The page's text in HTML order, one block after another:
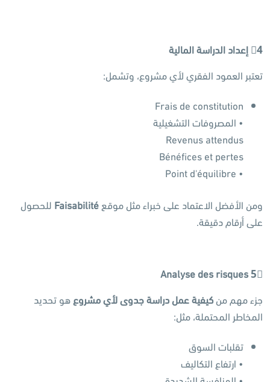
4 إعداد الدراسة المالية
تعتبر العمود الفقري لأي مشروع، وتشمل:
Frais de constitution
• المصروفات التشغيلية
Revenus attendus
Bénéfices et pertes
• Point d'équilibre
ومن الأفضل الاعتماد على خبراء مثل موقع Faisabilité للحصول
على أرقام دقيقة.
5
Analyse des risques
جزء مهم منكيفية عمل دراسة جدوى لأي مشروع هو تحديد
المخاطر المحتملة، مثل:
تقلبات السوق
• ارتفاع التكاليف